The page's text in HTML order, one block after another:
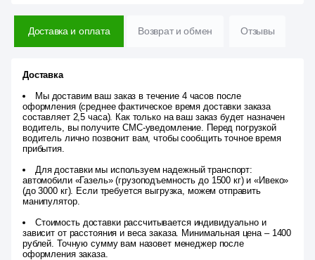
Доставка и оплата Возврат и обмен Отзывы
Доставка
Мы доставим ваш заказ в течение 4 часов после
оформления (среднее фактическое время доставки заказа
составляет 2,5 часа). Как только на ваш заказ будет назначен
водитель, вы получите СМС-уведомление. Перед погрузкой
водитель лично позвонит вам, чтобы сообщить точное время
прибытия.
Для доставки мы используем надежный транспорт:
автомобили «Газель» (грузоподъемность до 1500 кг) и «Ивеко»
(до 3000 кг). Если требуется выгрузка, можем отправить
манипулятор.
Стоимость доставки рассчитывается индивидуально и
зависит от расстояния и веса заказа. Минимальная цена – 1400
рублей. Точную сумму вам назовет менеджер после
оформления заказа.